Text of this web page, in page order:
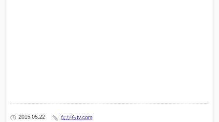
2015 05.22 ながらtv.com